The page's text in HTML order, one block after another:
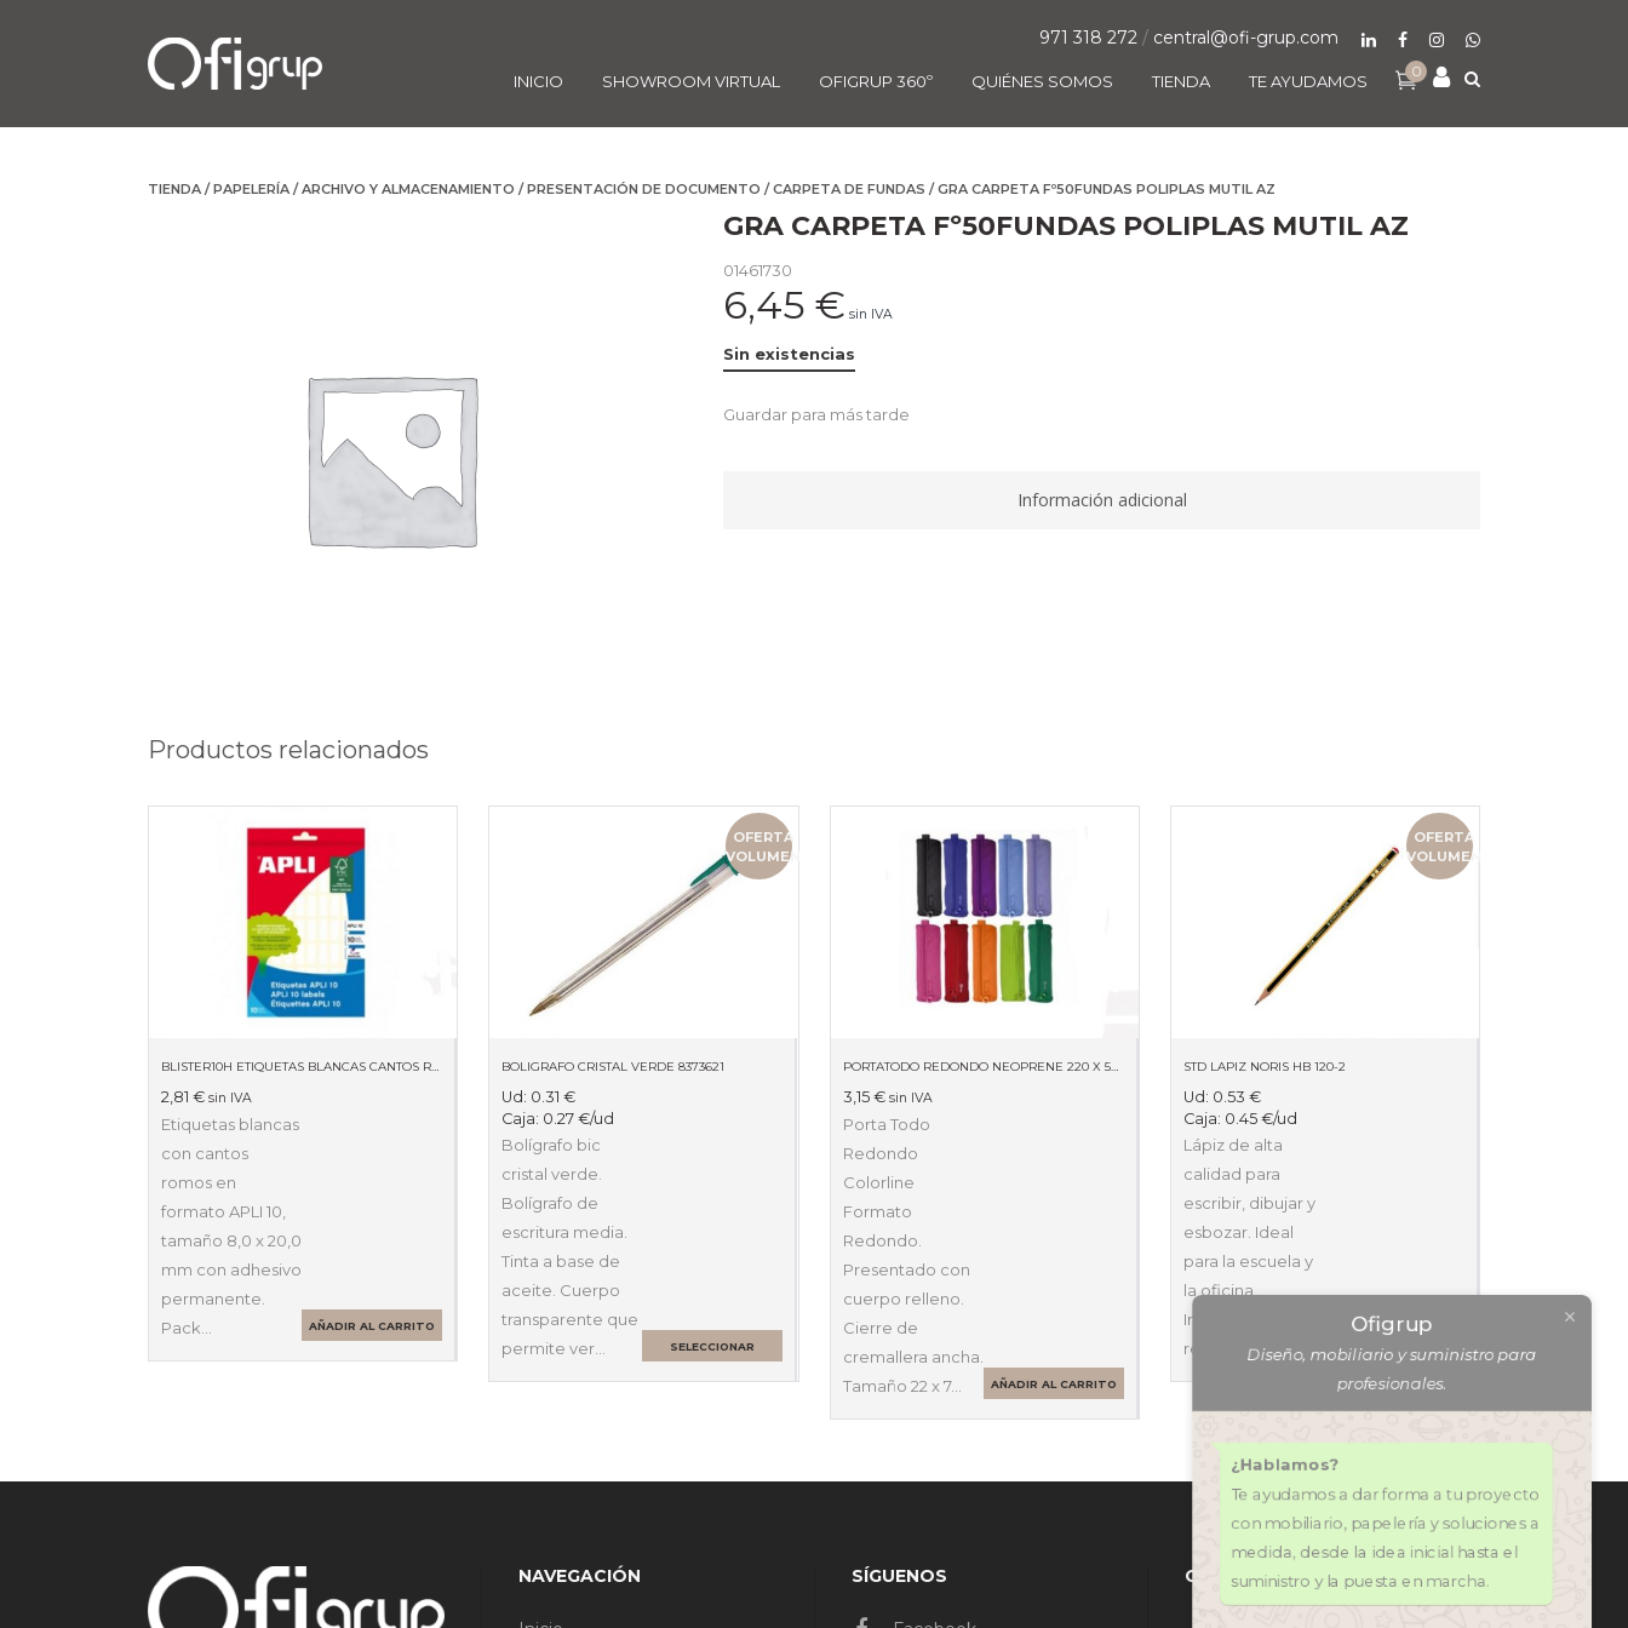
0
INICIO SHOWROOM VIRTUAL OFIGRUP 360º QUIÉNES SOMOS TIENDA TE AYUDAMOS
971 318 272 / central@ofi-grup.com
TIENDA /PAPELERÍA /ARCHIVO Y ALMACENAMIENTO /PRESENTACIÓN DE DOCUMENTO /CARPETA DE FUNDAS / GRA CARPETA Fº50FUNDAS POLIPLAS MUTIL AZ
GRA CARPETA Fº50FUNDAS POLIPLAS MUTIL AZ
01461730
6,45 € sin IVA
Sin existencias
Guardar para más tarde
Información adicional
Productos relacionados
BLISTER10H ETIQUETAS BLANCAS CANTOS ROMOS 8 X 20MM 01633
2,81 € sin IVA
Etiquetas blancas
con cantos
romos en
formato APLI 10,
tamaño 8,0 x 20,0
mm con adhesivo
permanente.
Pack…
AÑADIR AL CARRITO
OFERTA
VOLUMEN
BOLIGRAFO CRISTAL VERDE 8373621
Ud: 0.31€
Caja: 0.27€/ud
Bolígrafo bic
cristal verde.
Bolígrafo de
escritura media.
Tinta a base de
aceite. Cuerpo
transparente que
permite ver…
SELECCIONAR
PORTATODO REDONDO NEOPRENE 220 X 50 X 50 59511
3,15 € sin IVA
Porta Todo
Redondo
Colorline
Formato
Redondo.
Presentado con
cuerpo relleno.
Cierre de
cremallera ancha.
Tamaño 22 x 7…
AÑADIR AL CARRITO
OFERTA
VOLUMEN
STD LAPIZ NORIS HB 120-2
Ud: 0.53 €
Caja: 0.45 €/ud
Lápiz de alta
calidad para
escribir, dibujar y
esbozar. Ideal
para la escuela y
la oficina.
Increíble
resistencia…
SELECCIONAR
OPCIONES
NAVEGACIÓN SÍGUENOS CONTÁCTANOS
Ofigrup
Diseño, mobiliario y suministro para
profesionales.
¿Hablamos?
Te ayudamos a dar forma a tu proyecto
con mobiliario, papelería y soluciones a
medida, desde la idea inicial hasta el
suministro y la puesta en marcha.